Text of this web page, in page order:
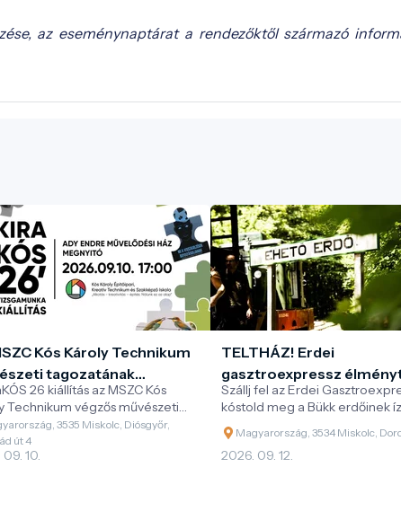
az eseménynaptárat a rendezőktől származó
Kós Károly Technikum
tagozatának
vizsgakiállítása.
26 kiállítás az MSZC Kós
Technikum végzős művészeti
diákjainak vizsgamunkáiból
3535 Miskolc, Diósgyőr,
út 4
10.
TELTHÁZ! Erdei
gasztroexpressz
Szállj fel az Erdei
kóstold meg a Bükk erdőinek
különleges vonatos kaland
Magyarország, 3534 Miskolc,
2026. 09. 12.